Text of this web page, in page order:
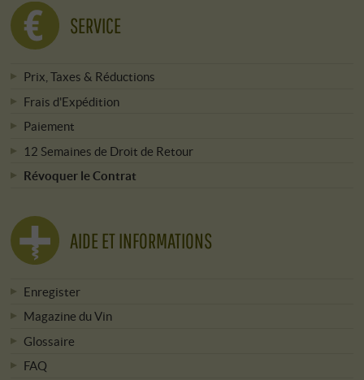
SERVICE
Prix, Taxes & Réductions
Frais d'Expédition
Paiement
12 Semaines de Droit de Retour
Révoquer le Contrat
AIDE ET INFORMATIONS
Enregister
Magazine du Vin
Glossaire
FAQ